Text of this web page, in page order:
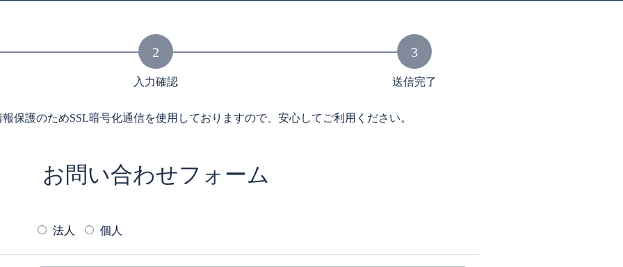
入力確認 送信完了
保護のためSSL暗号化通信を使用しておりますので、安心してご利用ください。
お問い合わせフォーム
法人 個人